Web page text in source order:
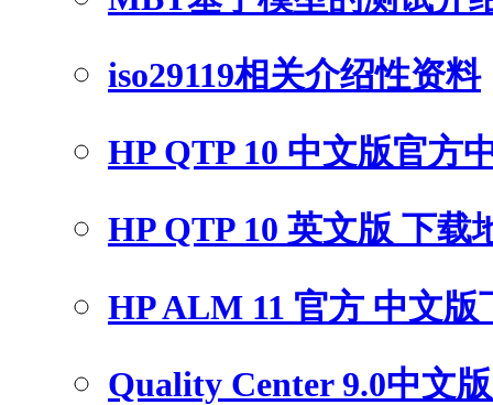
iso29119相关介绍性资料
HP QTP 10 中文版官方
HP QTP 10 英文版 下载
HP ALM 11 官方 中文版
Quality Center 9.0中文